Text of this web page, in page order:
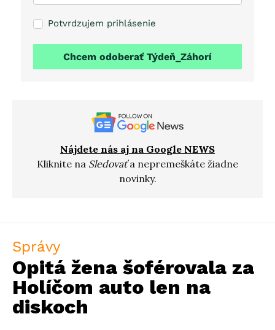
Potvrdzujem prihlásenie
Chcem odoberať Týdeň_Záhorí
Nájdete nás aj na Google NEWS
Kliknite na Sledovaťa nepremeškáte žiadne
novinky.
Správy
Opitá žena šoférovala za
Holíčom auto len na
diskoch